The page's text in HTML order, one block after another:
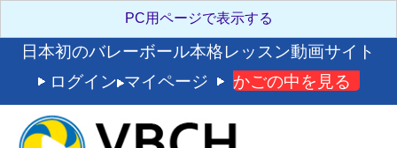
日本初のバレーボール本格レッスン動画サイト
ログイン マイページ かごの中を見る